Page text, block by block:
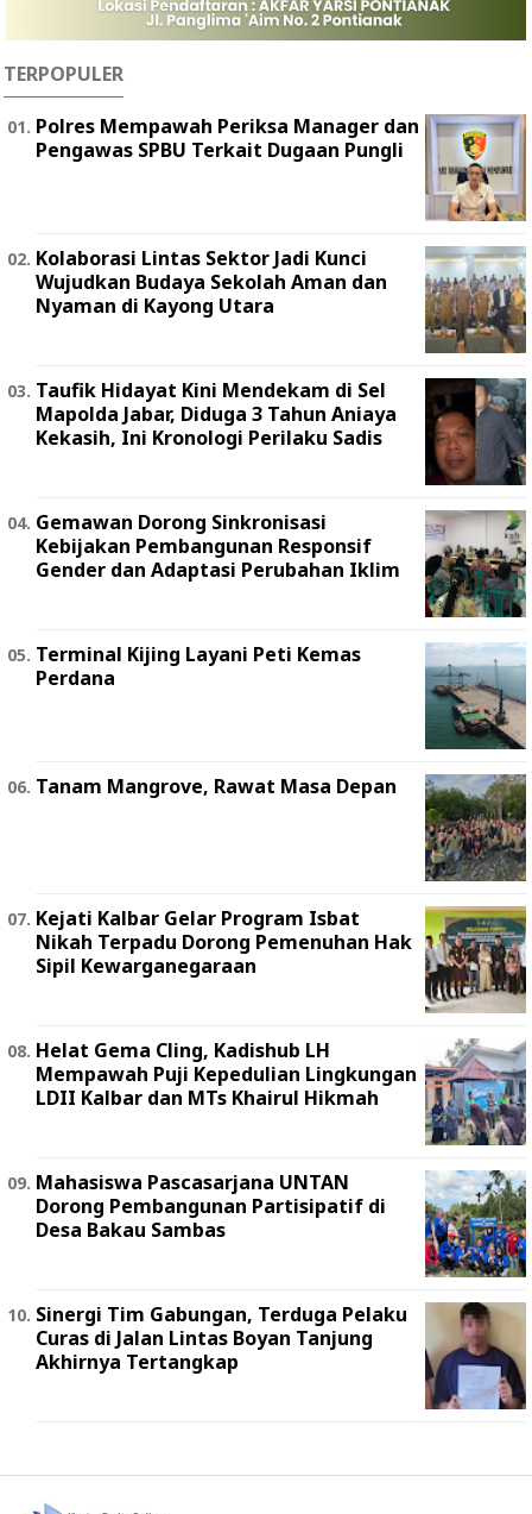
TERPOPULER
Polres Mempawah Periksa Manager dan
Pengawas SPBU Terkait Dugaan Pungli
Kolaborasi Lintas Sektor Jadi Kunci
Wujudkan Budaya Sekolah Aman dan
Nyaman di Kayong Utara
Taufik Hidayat Kini Mendekam di Sel
Mapolda Jabar, Diduga 3 Tahun Aniaya
Kekasih, Ini Kronologi Perilaku Sadis
Gemawan Dorong Sinkronisasi
Kebijakan Pembangunan Responsif
Gender dan Adaptasi Perubahan Iklim
Terminal Kijing Layani Peti Kemas
Perdana
Tanam Mangrove, Rawat Masa Depan
Kejati Kalbar Gelar Program Isbat
Nikah Terpadu Dorong Pemenuhan Hak
Sipil Kewarganegaraan
Helat Gema Cling, Kadishub LH
Mempawah Puji Kepedulian Lingkungan
LDII Kalbar dan MTs Khairul Hikmah
Mahasiswa Pascasarjana UNTAN
Dorong Pembangunan Partisipatif di
Desa Bakau Sambas
Sinergi Tim Gabungan, Terduga Pelaku
Curas di Jalan Lintas Boyan Tanjung
Akhirnya Tertangkap